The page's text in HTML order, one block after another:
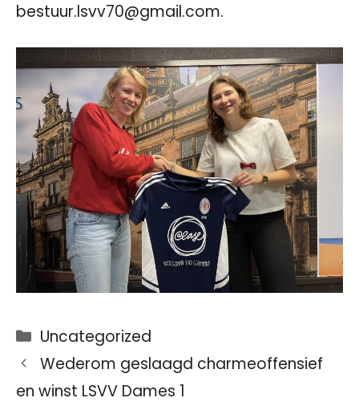
bestuur.lsvv70@gmail.com.
Categorieën
Uncategorized
Wederom geslaagd charmeoffensief
en winst LSVV Dames 1